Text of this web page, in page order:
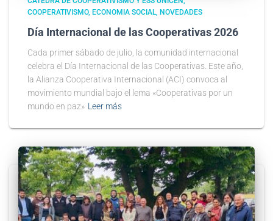
COOPERATIVISMO ECONOMIA SOCIAL NOVEDADES
Día Internacional de las Cooperativas 2026
Cada primer sábado de julio, la comunidad internacional
celebra el Día Internacional de las Cooperativas. Este año,
la Alianza Cooperativa Internacional (ACI) convoca al
movimiento mundial bajo el lema «Cooperativas por un
mundo en paz» Leer más